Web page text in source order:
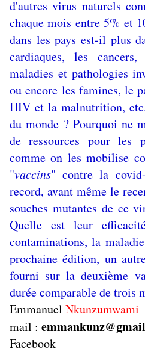
d'autres virus naturels
chaque mois entre 5% et
dans les pays est-il plus
cardiaques, les
maladies et pathologies
ou encore les famines, le
HIV et la malnutrition,
du monde ? Pourquoi ne
de ressources pour les
comme on les mobilise
"vaccins" contre la
record, avant même le
souches mutantes de ce
Quelle est leur
contaminations, la
prochaine édition, un
fourni sur la deuxième
durée comparable de trois
Emmanuel Nkunzumwami
mail :